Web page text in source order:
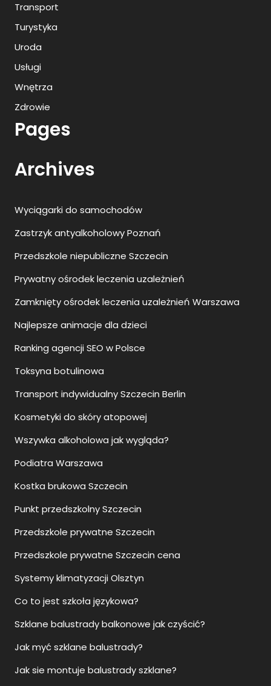
Transport
Turystyka
Uroda
Usługi
Wnętrza
Zdrowie
Pages
Archives
Wyciągarki do samochodów
Zastrzyk antyalkoholowy Poznań
Przedszkole niepubliczne Szczecin
Prywatny ośrodek leczenia uzależnień
Zamknięty ośrodek leczenia uzależnień Warszawa
Najlepsze animacje dla dzieci
Ranking agencji SEO w Polsce
Toksyna botulinowa
Transport indywidualny Szczecin Berlin
Kosmetyki do skóry atopowej
Wszywka alkoholowa jak wygląda?
Podiatra Warszawa
Kostka brukowa Szczecin
Punkt przedszkolny Szczecin
Przedszkole prywatne Szczecin
Przedszkole prywatne Szczecin cena
Systemy klimatyzacji Olsztyn
Co to jest szkoła językowa?
Szklane balustrady balkonowe jak czyścić?
Jak myć szklane balustrady?
Jak sie montuje balustrady szklane?